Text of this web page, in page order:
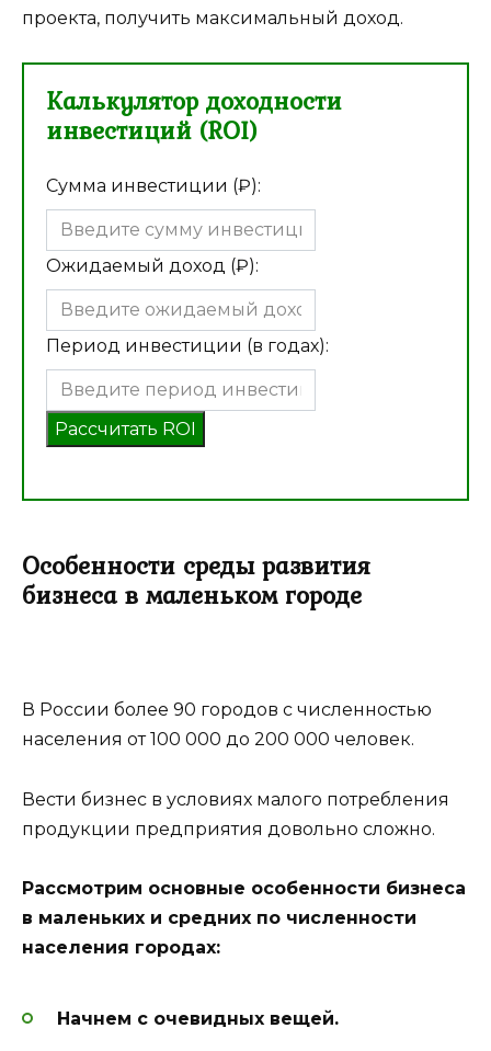
проекта, получить максимальный доход.
Калькулятор доходности
инвестиций (ROI)
Сумма инвестиции (₽):
Ожидаемый доход (₽):
Период инвестиции (в годах):
Рассчитать ROI
Особенности среды развития
бизнеса в маленьком городе
В России более 90 городов с численностью
населения от 100 000 до 200 000 человек.
Вести бизнес в условиях малого потребления
продукции предприятия довольно сложно.
Рассмотрим основные особенности бизнеса
в маленьких и средних по численности
населения городах:
Начнем с очевидных вещей.